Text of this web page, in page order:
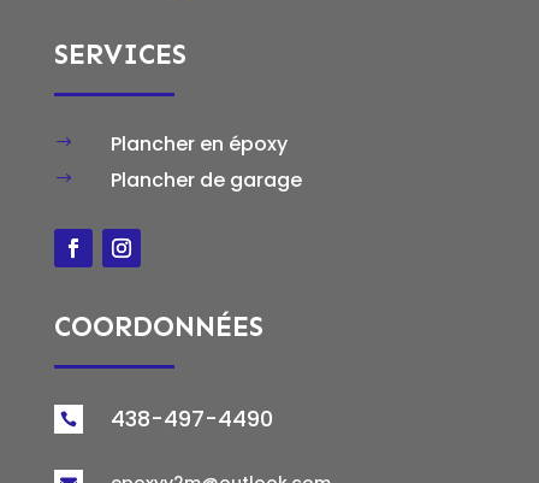
SERVICES
$ Plancher en époxy
$ Plancher de garage
COORDONNÉES
 438-497-4490